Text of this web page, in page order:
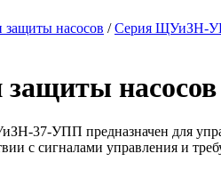
насосов /Серия ЩУиЗН-
защиты
37-УПП предназначен для
с сигналами управления и